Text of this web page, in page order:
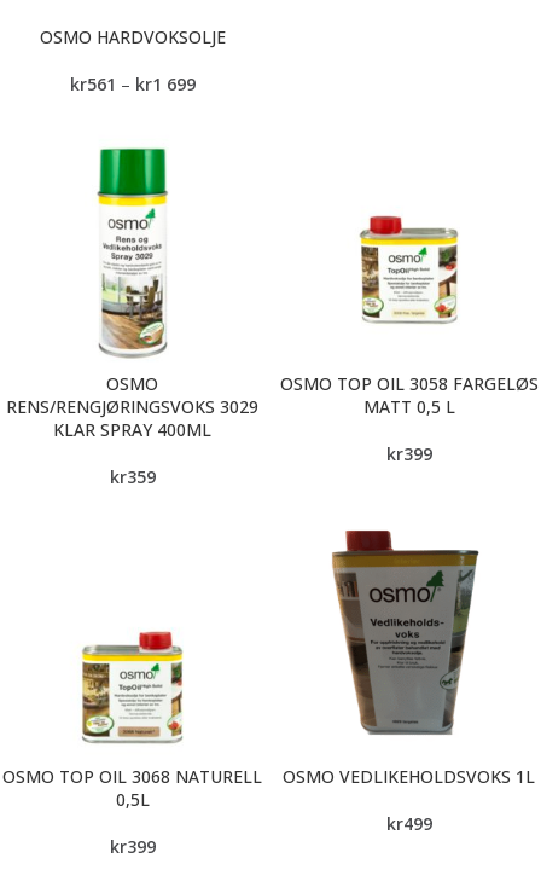
OSMO HARDVOKSOLJE
kr561 – kr1 699
OSMO
RENS/RENGJØRINGSVOKS 3029
KLAR SPRAY 400ML
kr359
OSMO TOP OIL 3058 FARGELØS
MATT 0,5 L
kr399
OSMO TOP OIL 3068 NATURELL
0,5L
kr399
OSMO VEDLIKEHOLDSVOKS 1L
kr499